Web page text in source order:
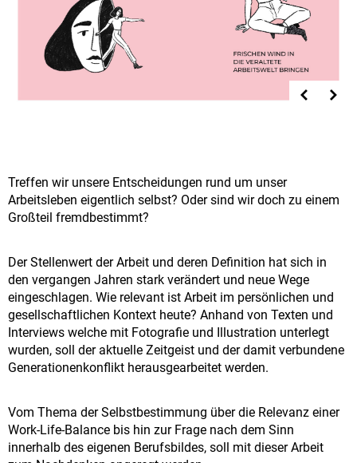
Treffen wir unsere Entscheidungen rund um unser
Arbeitsleben eigentlich selbst? Oder sind wir doch zu einem
Großteil fremdbestimmt?
Der Stellenwert der Arbeit und deren Definition hat sich in
den vergangen Jahren stark verändert und neue Wege
eingeschlagen. Wie relevant ist Arbeit im persönlichen und
gesellschaftlichen Kontext heute? Anhand von Texten und
Interviews welche mit Fotografie und Illustration unterlegt
wurden, soll der aktuelle Zeitgeist und der damit verbundene
Generationenkonflikt herausgearbeitet werden.
Vom Thema der Selbstbestimmung über die Relevanz einer
Work-Life-Balance bis hin zur Frage nach dem Sinn
innerhalb des eigenen Berufsbildes, soll mit dieser Arbeit